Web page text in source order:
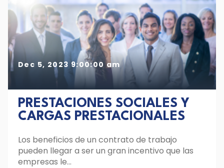
Dec 5, 2023 9:00:00 am
PRESTACIONES SOCIALES Y
CARGAS PRESTACIONALES
Los beneficios de un contrato de trabajo
pueden llegar a ser un gran incentivo que las
empresas le...